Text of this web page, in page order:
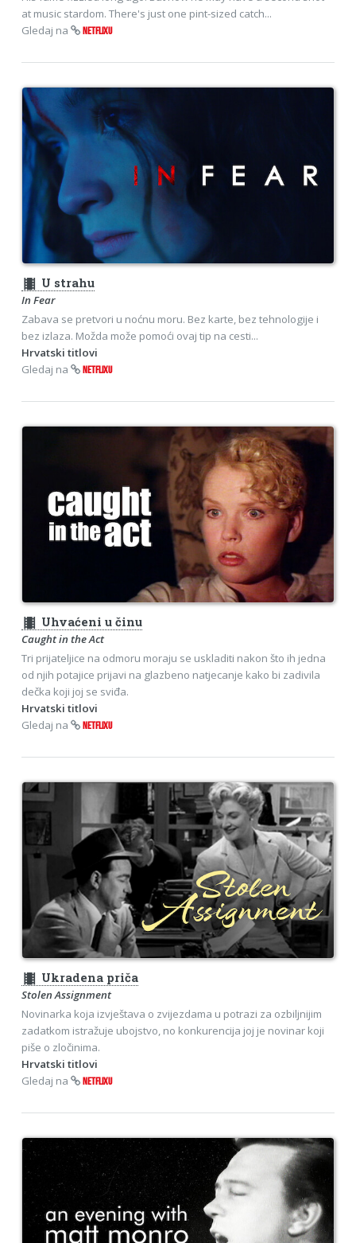
at music stardom. There's just one pint-sized catch...
Gledaj na
NETFLIXU
theaters U strahu
In Fear
Zabava se pretvori u noćnu moru. Bez karte, bez tehnologije i
bez izlaza. Možda može pomoći ovaj tip na cesti...
Hrvatski titlovi
Gledaj na
NETFLIXU
theaters Uhvaćeni u činu
Caught in the Act
Tri prijateljice na odmoru moraju se uskladiti nakon što ih jedna
od njih potajice prijavi na glazbeno natjecanje kako bi zadivila
dečka koji joj se sviđa.
Hrvatski titlovi
Gledaj na
NETFLIXU
theaters Ukradena priča
Stolen Assignment
Novinarka koja izvještava o zvijezdama u potrazi za ozbiljnijim
zadatkom istražuje ubojstvo, no konkurencija joj je novinar koji
piše o zločinima.
Hrvatski titlovi
Gledaj na
NETFLIXU